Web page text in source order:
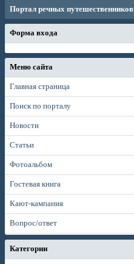
Портал речных путешественников
Форма входа
Меню сайта
Главная страница
Поиск по порталу
Новости
Статьи
Фотоальбом
Гостевая книга
Кают-кампания
Вопрос/ответ
Категории